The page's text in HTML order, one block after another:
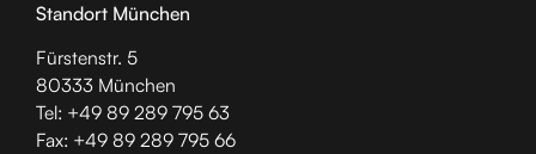
Standort München
Fürstenstr. 5
80333 München
Tel: +49 89 289 795 63
Fax: +49 89 289 795 66